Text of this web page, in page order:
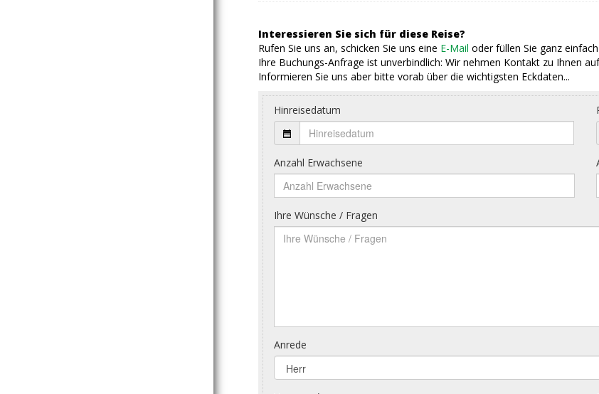
Interessieren Sie sich für diese Reise?
Rufen Sie uns an, schicken Sie uns eine E-Mail oder füllen Sie ganz
Ihre Buchungs-Anfrage ist unverbindlich: Wir nehmen Kontakt zu Ihnen
Informieren Sie uns aber bitte vorab über die wichtigsten Eckdaten...